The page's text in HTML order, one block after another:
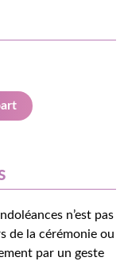
n’est pas
de la cérémonie ou
par un geste